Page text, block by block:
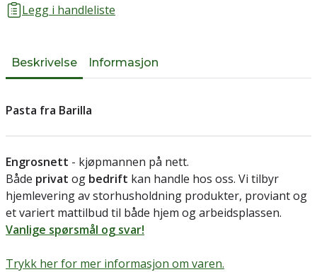
Legg i handleliste
Beskrivelse Informasjon
Pasta fra Barilla
Engrosnett - kjøpmannen på nett.
Både privat og bedrift kan handle hos oss. Vi tilbyr
hjemlevering av storhusholdning produkter, proviant og
et variert mattilbud til både hjem og arbeidsplassen.
Vanlige spørsmål og svar!
Trykk her for mer informasjon om varen.